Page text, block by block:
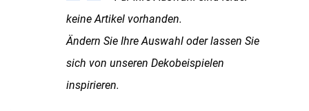
keine Artikel vorhanden.
Ändern Sie Ihre Auswahl oder lassen Sie
sich von unseren Dekobeispielen
inspirieren.